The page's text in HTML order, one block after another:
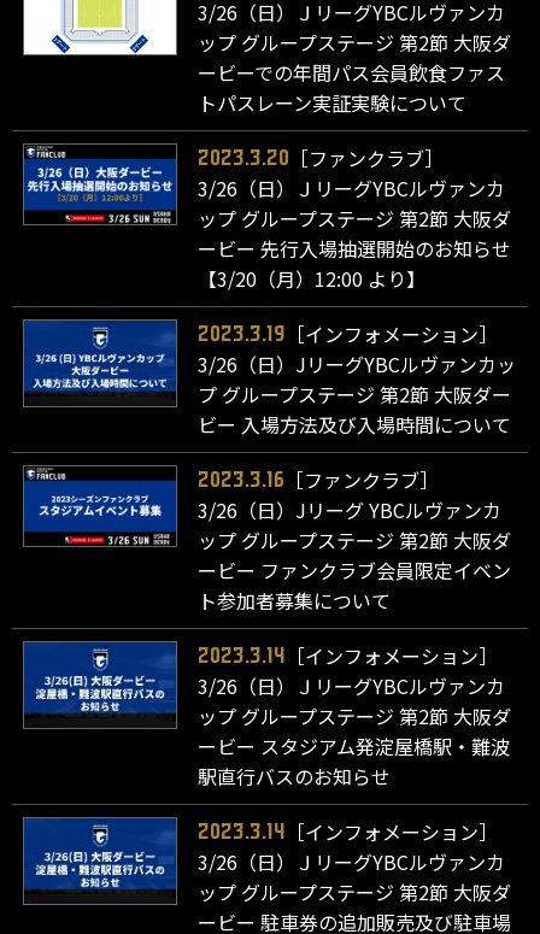
3/26（日）ＪリーグYBCルヴァンカ
ップ グループステージ 第2節 大阪ダ
ービーでの年間パス会員飲食ファス
トパスレーン実証実験について
2023.3.20
［ファンクラブ］
3/26（日）ＪリーグYBCルヴァンカ
ップ グループステージ 第2節 大阪ダ
ービー 先行入場抽選開始のお知らせ
【3/20（月）12:00 より】
2023.3.19
［インフォメーション］
3/26（日）JリーグYBCルヴァンカッ
プ グループステージ 第2節 大阪ダー
ビー 入場方法及び入場時間について
2023.3.16
［ファンクラブ］
3/26（日）Jリーグ YBCルヴァンカ
ップ グループステージ 第2節 大阪ダ
ービー ファンクラブ会員限定イベン
ト参加者募集について
2023.3.14
［インフォメーション］
3/26（日）ＪリーグYBCルヴァンカ
ップ グループステージ 第2節 大阪ダ
ービー スタジアム発淀屋橋駅・難波
駅直行バスのお知らせ
2023.3.14
［インフォメーション］
3/26（日）ＪリーグYBCルヴァンカ
ップ グループステージ 第2節 大阪ダ
ービー 駐車券の追加販売及び駐車場